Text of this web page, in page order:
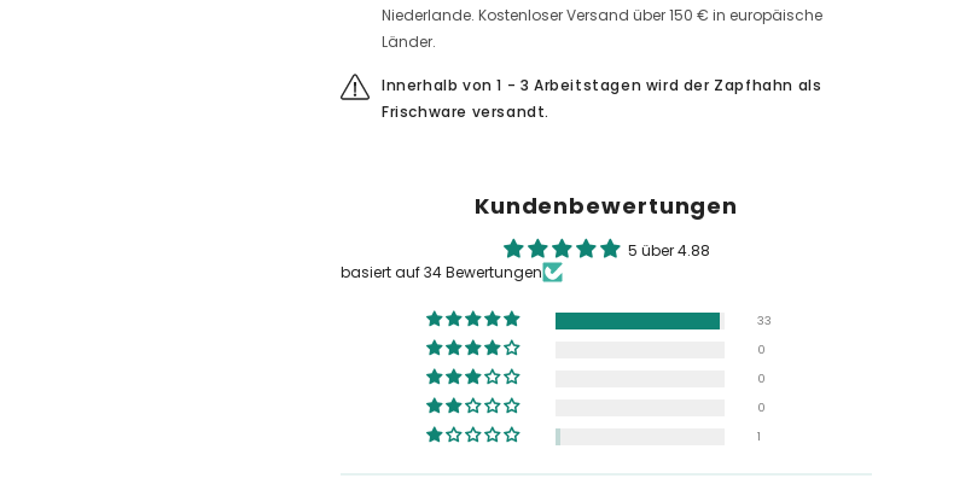
Niederlande. Kostenloser Versand über 150 € in europäische
Länder.
Innerhalb von 1 - 3 Arbeitstagen wird der Zapfhahn als
Frischware versandt.
Kundenbewertungen
5 über 4.88
basiert auf 34 Bewertungen
33
0
0
0
1